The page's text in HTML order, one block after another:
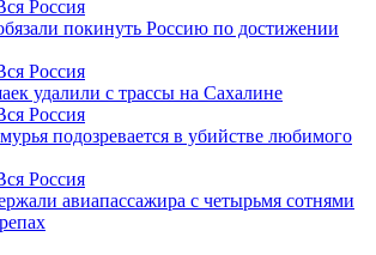
Россия
покинуть Россию по достижении
Россия
удалили с трассы на Сахалине
Россия
подозревается в убийстве любимого
Россия
авиапассажира с четырьмя сотнями